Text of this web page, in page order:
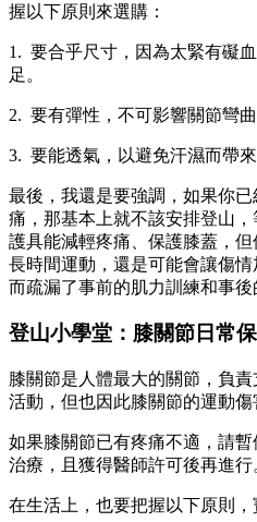
握以下原則來選購：
1. 要合乎尺寸，因為太緊有礙
足。
2. 要有彈性，不可影響關節彎曲
3. 要能透氣，以避免汗濕而帶來
最後，我還是要強調，如果你
痛，那基本上就不該安排登山
護具能減輕疼痛、保護膝蓋，
長時間運動，還是可能會讓傷情
而疏漏了事前的肌力訓練和事後
登山小學堂：膝關節日常
膝關節是人體最大的關節，負
活動，但也因此膝關節的運動傷
如果膝關節已有疼痛不適，請
治療，且獲得醫師許可後再進行
在生活上，也要把握以下原則，